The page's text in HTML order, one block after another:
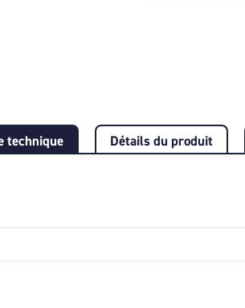
technique Détails du produit